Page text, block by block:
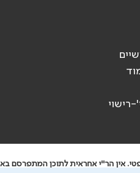
רישוי
אין הר"י אחראית לתוכן המתפרסם